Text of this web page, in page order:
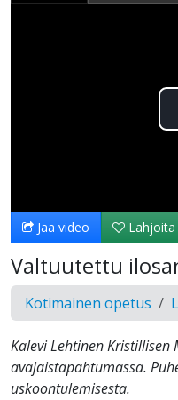
Jaa video Lahjoita
Valtuutettu
Kotimainen opetus
Kalevi Lehtinen Kristillisen
avajaistapahtumassa.
uskoontulemisesta.